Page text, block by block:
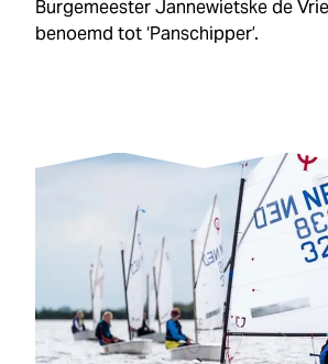
Burgemeester Jannewietske de
benoemd tot ‘Panschipper’.